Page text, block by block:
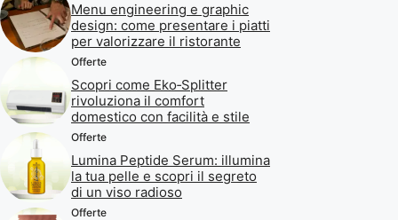
Menu engineering e graphic
design: come presentare i piatti
per valorizzare il ristorante
Offerte
Scopri come Eko‑Splitter
rivoluziona il comfort
domestico con facilità e stile
Offerte
Lumina Peptide Serum: illumina
la tua pelle e scopri il segreto
di un viso radioso
Offerte